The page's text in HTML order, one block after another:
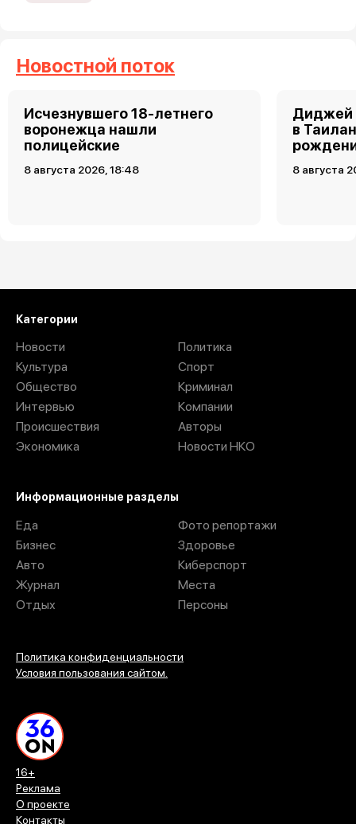
Новостной поток
Исчезнувшего 18-летнего
воронежца нашли
полицейские
8 августа 2026, 18:48
Диджей
в
8 августа
16+
Реклама
О проекте
Контакты
Категории
Новости
Культура
Общество
Интервью
Происшествия
Экономика
Политика
Спорт
Криминал
Компании
Авторы
Новости НКО
Информационные разделы
Еда
Бизнес
Авто
Журнал
Отдых
Фото репортажи
Здоровье
Киберспорт
Места
Персоны
Политика конфиденциальности
Условия пользования сайтом.